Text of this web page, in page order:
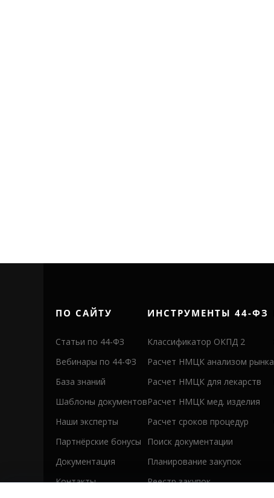
ПО САЙТУ
Статьи по 44-ФЗ
Вебинары по 44-ФЗ
База знаний
Шаблоны документов
Наши эксперты
Партнёрские бонусы
Документация
Контакты
ИНСТРУМЕНТЫ 44-ФЗ
Классификатор ОКПД 2
Расчет НМЦК анализом рынка
Расчет НМЦК для лекарств
Расчет НМЦК мед. изделия
Расчет сроков процедур
Поиск документации
Планирование закупок
Реестр закупок